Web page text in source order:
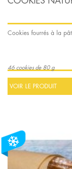
Cookies fourrés à la
46 cookies de 80 g
VOIR LE PRODUIT